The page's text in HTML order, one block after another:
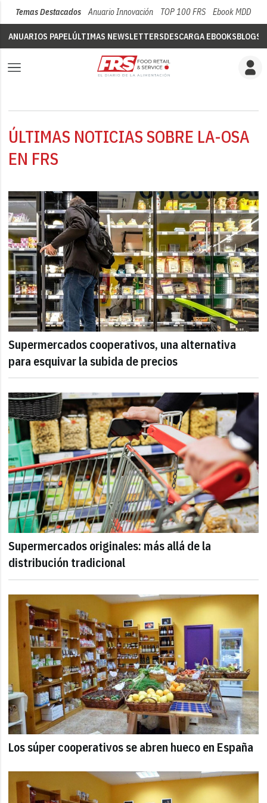
Temas Destacados Anuario Innovación TOP 100 FRS Ebook MDD
ANUARIOS PAPELÚLTIMAS NEWSLETTERSDESCARGA EBOOKSBLOGS
ÚLTIMAS NOTICIAS SOBRE LA-OSA
EN FRS
Supermercados cooperativos, una alternativa
para esquivar la subida de precios
Supermercados originales: más allá de la
distribución tradicional
Los súper cooperativos se abren hueco en España